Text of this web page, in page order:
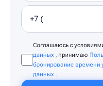
Соглашаюсь с
данных , принимаю
бронирование времени
данных .